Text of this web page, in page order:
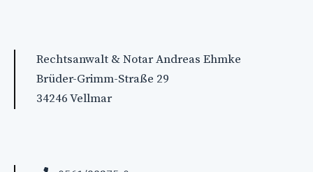
Rechtsanwalt & Notar Andreas Ehmke
Brüder-Grimm-Straße 29
34246 Vellmar